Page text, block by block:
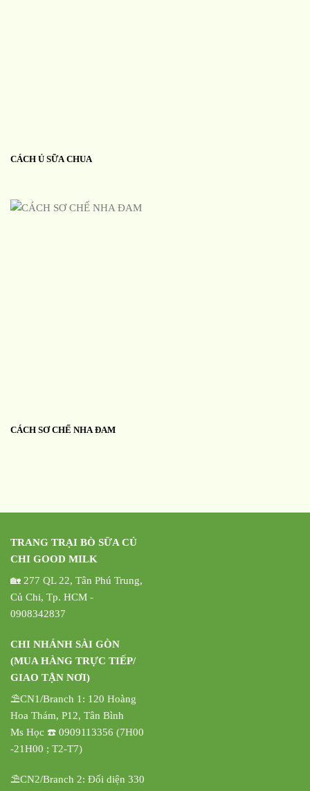
CÁCH Ủ SỮA CHUA
CÁCH SƠ CHẾ NHA ĐAM
TRANG TRẠI BÒ SỮA CỦ
CHI GOOD MILK
🏡 277 QL 22, Tân Phú Trung,
Củ Chi, Tp. HCM -
0908342837
CHI NHÁNH SÀI GÒN
(MUA HÀNG TRỰC TIẾP/
GIAO TẬN NƠI)
⛱️CN1/Branch 1: 120 Hoàng
Hoa Thám, P12, Tân Bình
Ms Học ☎️ 0909113356 (7H00
-21H00 ; T2-T7)
⛱️CN2/Branch 2: Đối diện 330